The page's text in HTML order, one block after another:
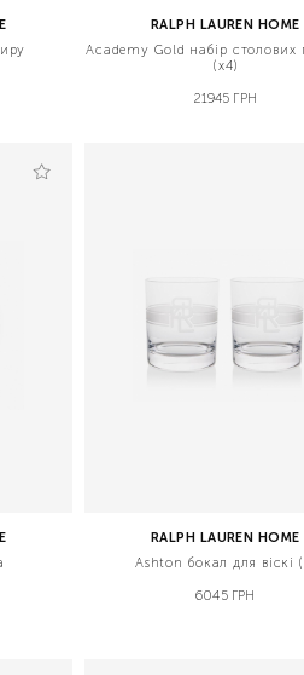
RALPH LAUREN HOME
Academy Gold набір столових
(х4)
21945 ГРН
RALPH LAUREN HOME
Ashton бокал для віскі
6045 ГРН